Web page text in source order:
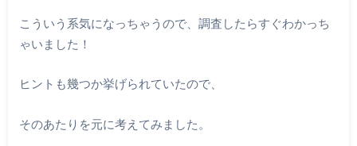
こういう系気になっちゃうので、調査したらすぐわかっち
ゃいました！
ヒントも幾つか挙げられていたので、
そのあたりを元に考えてみました。